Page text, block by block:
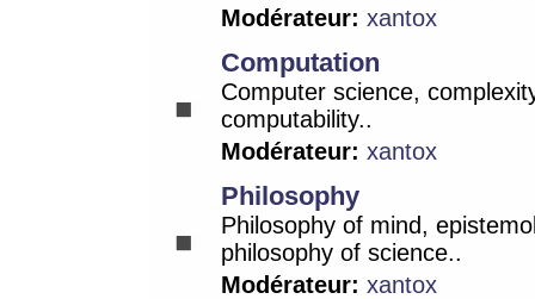
Modérateur: xantox
Computation
Computer science,
computability..
Modérateur: xantox
Philosophy
Philosophy of mind,
philosophy of science..
Modérateur: xantox